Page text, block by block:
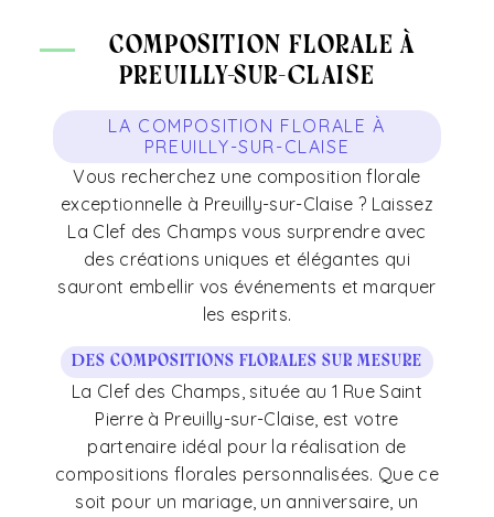
composition florale à
Preuilly-sur-Claise
LA COMPOSITION FLORALE À
PREUILLY-SUR-CLAISE
Vous recherchez une composition florale
exceptionnelle à Preuilly-sur-Claise ? Laissez
La Clef des Champs vous surprendre avec
des créations uniques et élégantes qui
sauront embellir vos événements et marquer
les esprits.
Des compositions florales sur mesure
La Clef des Champs, située au 1 Rue Saint
Pierre à Preuilly-sur-Claise, est votre
partenaire idéal pour la réalisation de
compositions florales personnalisées. Que ce
soit pour un mariage, un anniversaire, un